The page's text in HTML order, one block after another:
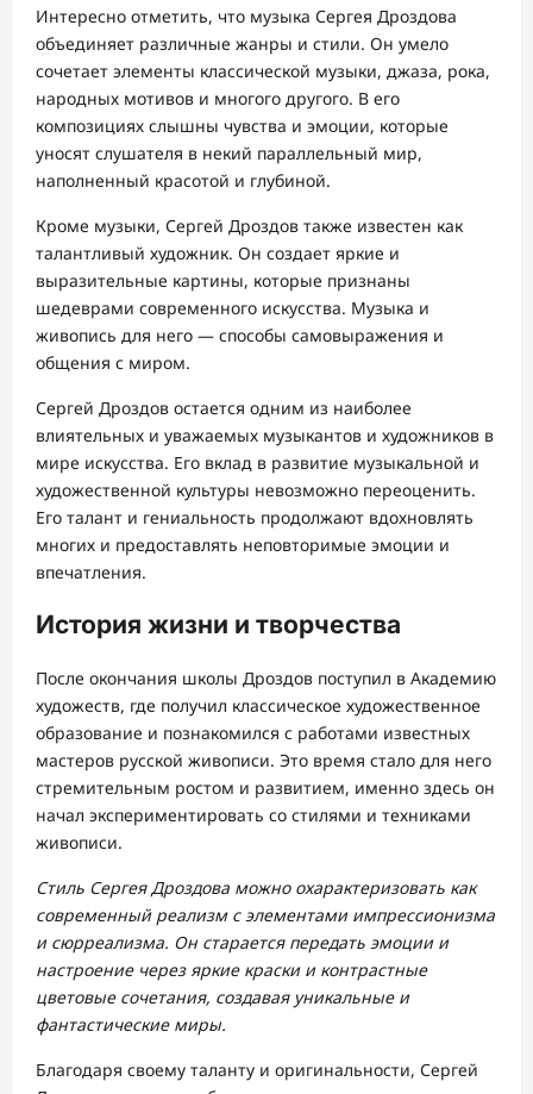
Интересно отметить, что музыка Сергея Дроздова
объединяет различные жанры и стили. Он умело
сочетает элементы классической музыки, джаза, рока,
народных мотивов и многого другого. В его
композициях слышны чувства и эмоции, которые
уносят слушателя в некий параллельный мир,
наполненный красотой и глубиной.
Кроме музыки, Сергей Дроздов также известен как
талантливый художник. Он создает яркие и
выразительные картины, которые признаны
шедеврами современного искусства. Музыка и
живопись для него — способы самовыражения и
общения с миром.
Сергей Дроздов остается одним из наиболее
влиятельных и уважаемых музыкантов и художников в
мире искусства. Его вклад в развитие музыкальной и
художественной культуры невозможно переоценить.
Его талант и гениальность продолжают вдохновлять
многих и предоставлять неповторимые эмоции и
впечатления.
История жизни и творчества
После окончания школы Дроздов поступил в Академию
художеств, где получил классическое художественное
образование и познакомился с работами известных
мастеров русской живописи. Это время стало для него
стремительным ростом и развитием, именно здесь он
начал экспериментировать со стилями и техниками
живописи.
Стиль Сергея Дроздова можно охарактеризовать как
современный реализм с элементами импрессионизма
и сюрреализма. Он старается передать эмоции и
настроение через яркие краски и контрастные
цветовые сочетания, создавая уникальные и
фантастические миры.
Благодаря своему таланту и оригинальности, Сергей